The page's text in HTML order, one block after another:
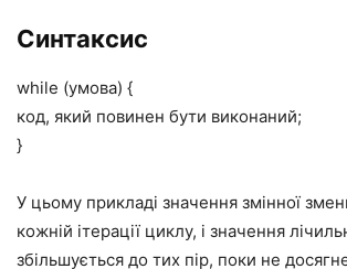
Синтаксис
while (умова) {
код, який повинен бути виконаний;
}
У цьому прикладі значення змінної
кожній ітерації циклу, і значення
збільшується до тих пір, поки не